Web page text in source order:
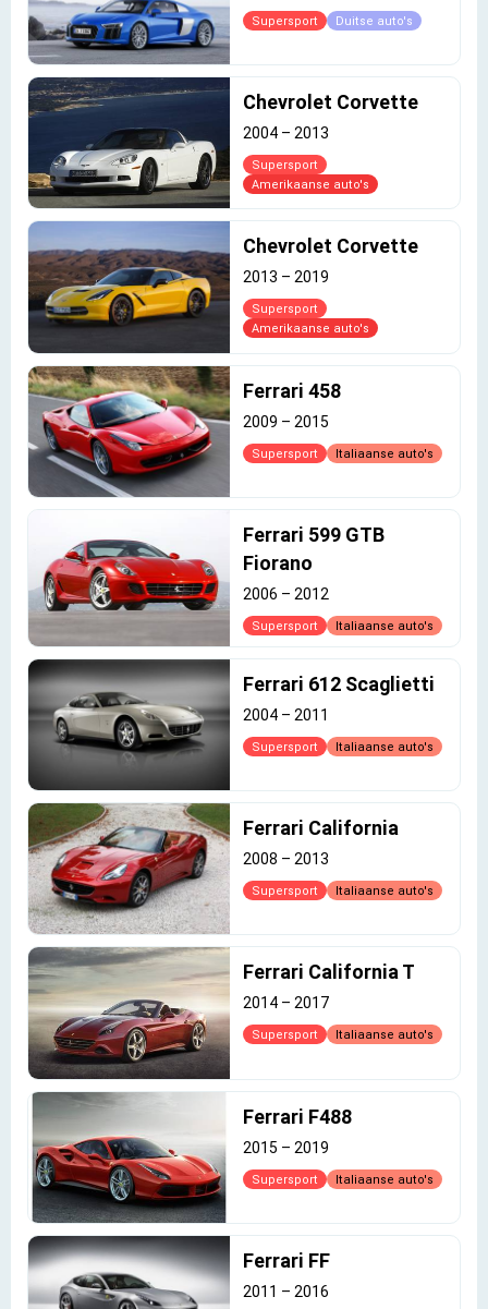
Supersport Duitse auto's
Chevrolet Corvette
2004 – 2013
Supersport
Amerikaanse auto's
Chevrolet Corvette
2013 – 2019
Supersport
Amerikaanse auto's
Ferrari 458
2009 – 2015
Supersport Italiaanse auto's
Ferrari 599 GTB
Fiorano
2006 – 2012
Supersport Italiaanse auto's
Ferrari 612 Scaglietti
2004 – 2011
Supersport Italiaanse auto's
Ferrari California
2008 – 2013
Supersport Italiaanse auto's
Ferrari California T
2014 – 2017
Supersport Italiaanse auto's
Ferrari F488
2015 – 2019
Supersport Italiaanse auto's
Ferrari FF
2011 – 2016